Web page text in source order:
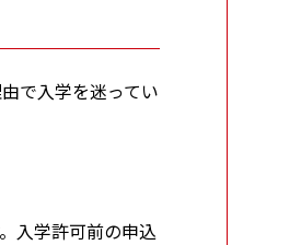
で入学を迷ってい
入学許可前の申込